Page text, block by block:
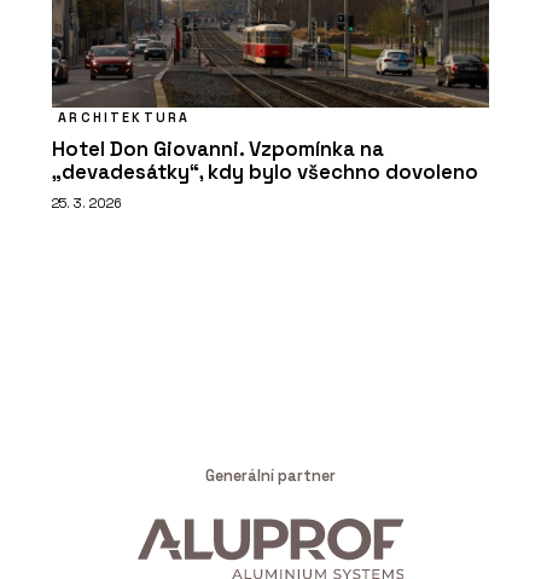
ARCHITEKTURA
Hotel Don Giovanni. Vzpomínka na
„devadesátky“, kdy bylo všechno dovoleno
25. 3. 2026
Generální partner